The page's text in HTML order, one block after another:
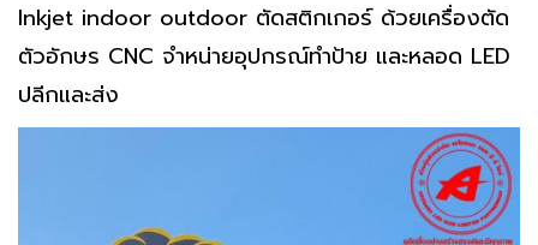
Inkjet indoor outdoor ตัดสติกเกอร์ ด้วยเครื่องตัด
ตัวอักษร CNC จำหน่ายอุปกรณ์ทำป้าย และหลอด LED
ปลีกและส่ง